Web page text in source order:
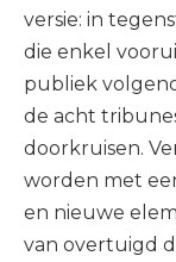
versie: in
die enkel
publiek
de acht
doorkruisen.
worden met
en nieuwe
van overtuigd